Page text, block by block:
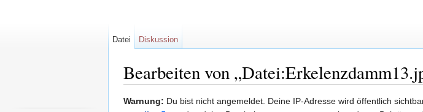
Bearbeiten von
Warnung: Du bist nicht angemeldet. Deine IP-Adresse wird öffentlich
Datei Diskussion